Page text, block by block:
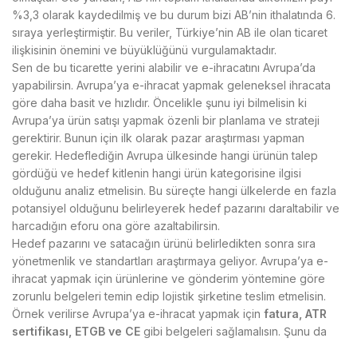
%3,3 olarak kaydedilmiş ve bu durum bizi AB’nin ithalatında 6.
sıraya yerleştirmiştir. Bu veriler, Türkiye’nin AB ile olan ticaret
ilişkisinin önemini ve büyüklüğünü vurgulamaktadır.
Sen de bu ticarette yerini alabilir ve e-ihracatını Avrupa’da
yapabilirsin. Avrupa’ya e-ihracat yapmak geleneksel ihracata
göre daha basit ve hızlıdır. Öncelikle şunu iyi bilmelisin ki
Avrupa’ya ürün satışı yapmak özenli bir planlama ve strateji
gerektirir. Bunun için ilk olarak pazar araştırması yapman
gerekir. Hedeflediğin Avrupa ülkesinde hangi ürünün talep
gördüğü ve hedef kitlenin hangi ürün kategorisine ilgisi
olduğunu analiz etmelisin. Bu süreçte hangi ülkelerde en fazla
potansiyel olduğunu belirleyerek hedef pazarını daraltabilir ve
harcadığın eforu ona göre azaltabilirsin.
Hedef pazarını ve satacağın ürünü belirledikten sonra sıra
yönetmenlik ve standartları araştırmaya geliyor. Avrupa’ya e-
ihracat yapmak için ürünlerine ve gönderim yöntemine göre
zorunlu belgeleri temin edip lojistik şirketine teslim etmelisin.
Örnek verilirse Avrupa’ya e-ihracat yapmak için fatura, ATR
sertifikası, ETGB ve CE gibi belgeleri sağlamalısın. Şunu da